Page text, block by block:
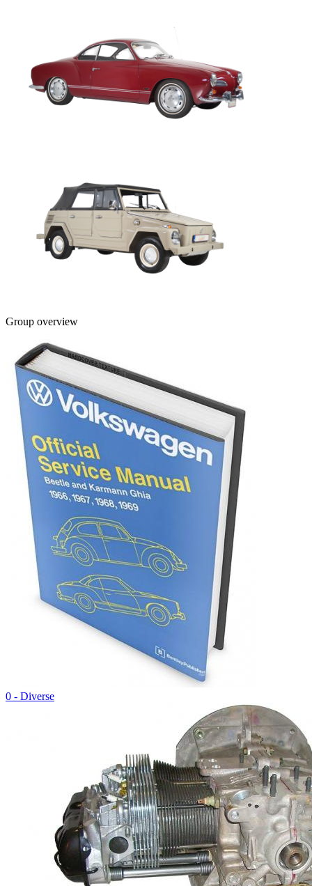
Group overview
0 - Diverse